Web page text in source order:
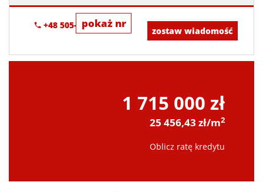
pokaż nr
+48 505-236-943
zostaw wiadomość
1 715 000 zł
25 456,43 zł/m2
Oblicz ratę kredytu